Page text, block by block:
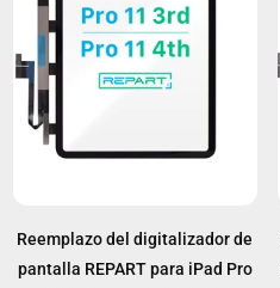
Reemplazo del digitalizador de
pantalla REPART para iPad Pro